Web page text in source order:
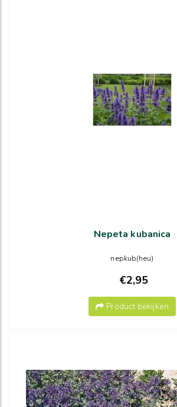
Nepeta kubanica
nepkub(heu)
€2,95
Product bekijken